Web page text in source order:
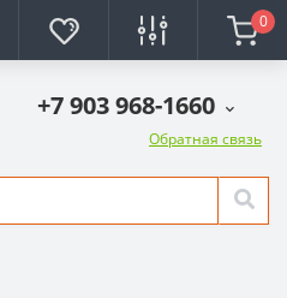
0
+7 903 968-1660
Обратная связь